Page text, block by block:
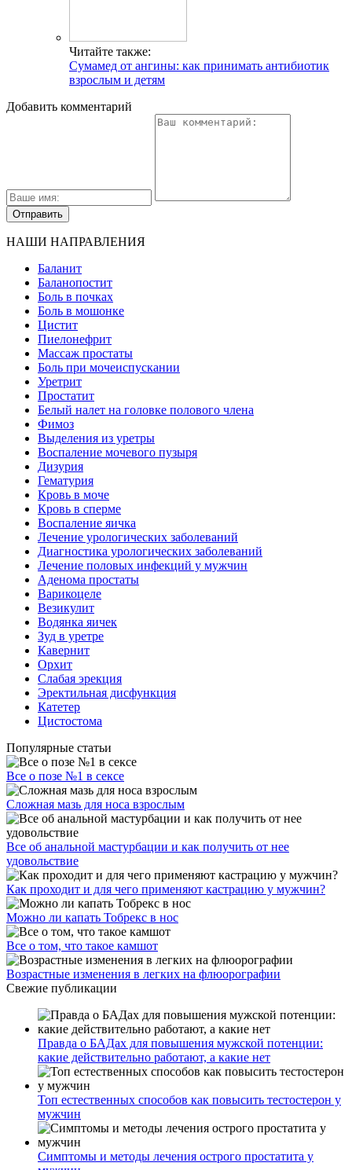
Читайте также:
Сумамед от ангины: как принимать антибиотик
взрослым и детям
Добавить комментарий
НАШИ НАПРАВЛЕНИЯ
Баланит
Баланопостит
Боль в почках
Боль в мошонке
Цистит
Пиелонефрит
Массаж простаты
Боль при мочеиспускании
Уретрит
Простатит
Белый налет на головке полового члена
Фимоз
Выделения из уретры
Воспаление мочевого пузыря
Дизурия
Гематурия
Кровь в моче
Кровь в сперме
Воспаление яичка
Лечение урологических заболеваний
Диагностика урологических заболеваний
Лечение половых инфекций у мужчин
Аденома простаты
Варикоцеле
Везикулит
Водянка яичек
Зуд в уретре
Кавернит
Орхит
Слабая эрекция
Эректильная дисфункция
Катетер
Цистостома
Популярные статьи
Все о позе №1 в сексе
Сложная мазь для носа взрослым
Все об анальной мастурбации и как получить от нее
удовольствие
Как проходит и для чего применяют кастрацию у мужчин?
Можно ли капать Тобрекс в нос
Все о том, что такое камшот
Возрастные изменения в легких на флюорографии
Свежие публикации
Правда о БАДах для повышения мужской потенции:
какие действительно работают, а какие нет
Топ естественных способов как повысить тестостерон у
мужчин
Симптомы и методы лечения острого простатита у